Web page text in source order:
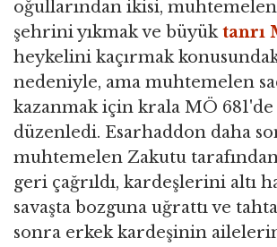
oğullarından ikisi,
şehrini yıkmak ve büyüktanrı
heykelini kaçırmak konusundaki
nedeniyle, ama muhtemelen
kazanmak için krala MÖ 681'de
düzenledi. Esarhaddon daha
muhtemelen Zakutu
geri çağrıldı, kardeşlerini altı
savaşta bozguna uğrattı ve
sonra erkek kardeşinin